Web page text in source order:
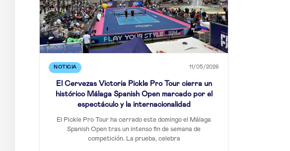
NOTICIA 11/05/2026
El Cervezas Victoria Pickle Pro Tour cierra un
histórico Málaga Spanish Open marcado por el
espectáculo y la internacionalidad
El Pickle Pro Tour ha cerrado este domingo el Málaga
Spanish Open tras un intenso fin de semana de
competición. La prueba, celebra